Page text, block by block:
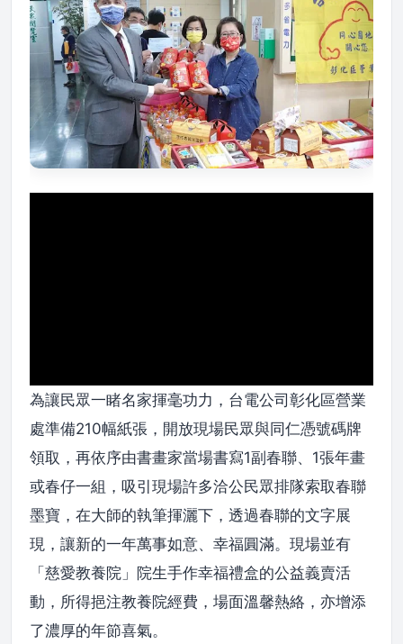
為讓民眾一睹名家揮毫功力，台電公司彰化區營業
處準備210幅紙張，開放現場民眾與同仁憑號碼牌
領取，再依序由書畫家當場書寫1副春聯、1張年畫
或春仔一組，吸引現場許多洽公民眾排隊索取春聯
墨寶，在大師的執筆揮灑下，透過春聯的文字展
現，讓新的一年萬事如意、幸福圓滿。現場並有
「慈愛教養院」院生手作幸福禮盒的公益義賣活
動，所得挹注教養院經費，場面溫馨熱絡，亦增添
了濃厚的年節喜氣。